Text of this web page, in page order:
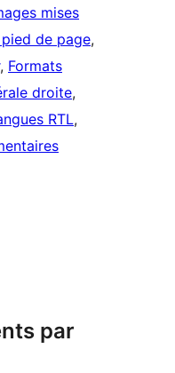
mises
de page
, Formats
droite
RTL
par